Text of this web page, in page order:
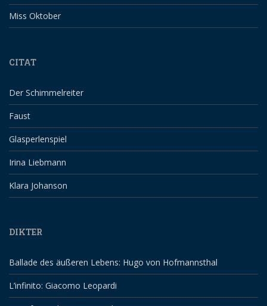
Miss Oktober
CITAT
Der Schimmelreiter
Faust
Glasperlenspiel
Irina Liebmann
Klara Johanson
DIKTER
Ballade des äußeren Lebens: Hugo von Hofmannsthal
L’infinito: Giacomo Leopardi